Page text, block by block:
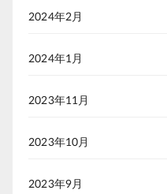
2024年2月
2024年1月
2023年11月
2023年10月
2023年9月